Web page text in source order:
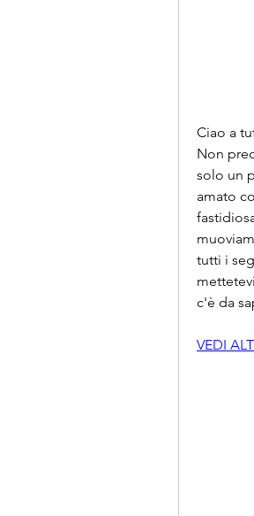
Ciao a
Non
solo un
amato
tutti i
c'è da
VEDI